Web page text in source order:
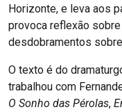
Horizonte, e leva aos
provoca reflexão
desdobramentos
O texto é do
trabalhou com
O Sonho das Pérolas,